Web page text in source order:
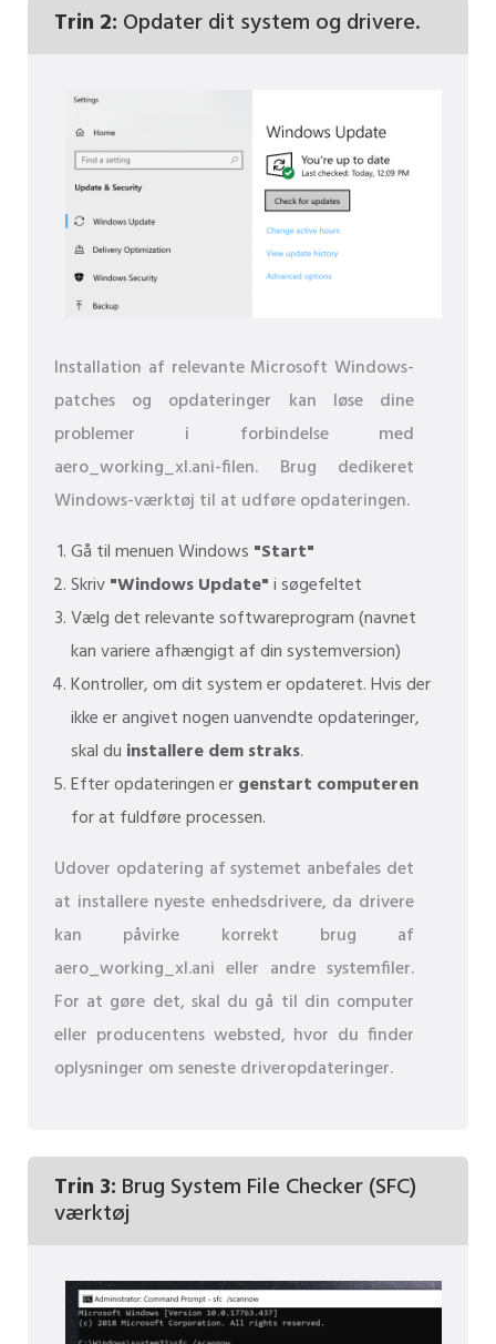
Trin 2: Opdater dit system og drivere.
Installation af relevante Microsoft Windows-
patches og opdateringer kan løse dine
problemer i forbindelse med
aero_working_xl.ani-filen. Brug dedikeret
Windows-værktøj til at udføre opdateringen.
Gå til menuen Windows "Start"
Skriv"Windows Update"i søgefeltet
Vælg det relevante softwareprogram (navnet
kan variere afhængigt af din systemversion)
Kontroller, om dit system er opdateret. Hvis der
ikke er angivet nogen uanvendte opdateringer,
skal du installere dem straks.
Efter opdateringen ergenstart computeren
for at fuldføre processen.
Udover opdatering af systemet anbefales det
at installere nyeste enhedsdrivere, da drivere
kan påvirke korrekt brug af
aero_working_xl.ani eller andre systemfiler.
For at gøre det, skal du gå til din computer
eller producentens websted, hvor du finder
oplysninger om seneste driveropdateringer.
Trin 3: Brug System File Checker (SFC)
værktøj